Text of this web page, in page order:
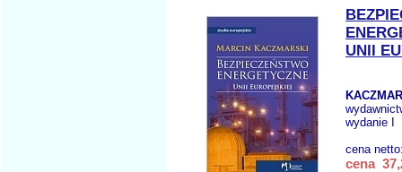
UNII
wydanie I
cena
cena